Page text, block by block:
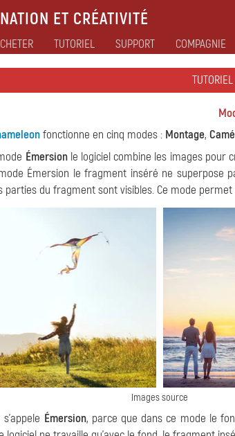
ET CRÉATIVITÉ
TUTORIEL SUPPORT COMPAGNIE
fonctionne en cinq modes : Montage,
Émersionle logiciel combine les images pour
Émersion le fragment inséré ne superpose
parties du fragment sont visibles. Ce mode
Images source
Émersion, parce que dans ce mode le